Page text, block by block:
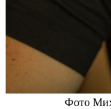
Фото